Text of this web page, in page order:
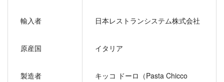
輸入者 日本レストランシステム株式会社
原産国 イタリア
製造者
キッコ ドーロ（Pasta Chicco